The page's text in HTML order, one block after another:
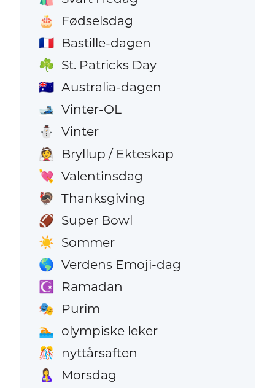
🎂 Fødselsdag
🇫🇷 Bastille-dagen
☘️ St. Patricks Day
🇦🇺 Australia-dagen
🎿 Vinter-OL
⛄ Vinter
👰 Bryllup / Ekteskap
💘 Valentinsdag
🦃 Thanksgiving
🏈 Super Bowl
☀️ Sommer
🌎 Verdens Emoji-dag
☪️ Ramadan
🎭 Purim
🏊 olympiske leker
🎊 nyttårsaften
🤱 Morsdag